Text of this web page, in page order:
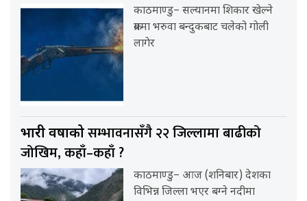
काठमाण्डु– सल्यानमा शिकार खेल्ने
क्रममा भरुवा बन्दुकबाट चलेको गोली
लागेर
भारी वर्षाकोसम्भावनासँगै २२ जिल्लामा बाढीको
जोखिम, कहाँ–कहाँ ?
काठमाण्डु– आज (शनिबार) देशका
विभिन्न जिल्ला भएर बग्ने नदीमा